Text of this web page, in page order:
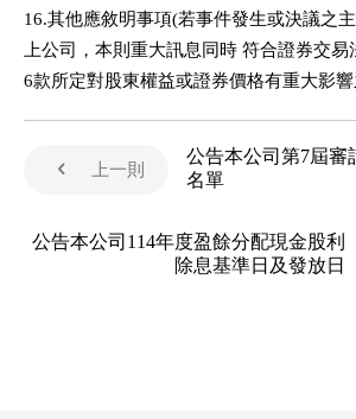
16.其他應敘明事項(若事件發生或決議之
上公司，本則重大訊息同時 符合證券交
6款所定對股東權益或證券價格有重大影
上一則
公告本公司第7屆審
名單
公告本公司114年度盈餘分配現金股利
除息基準日及發放日